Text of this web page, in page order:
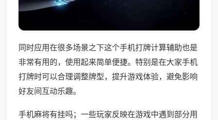
同时应用在很多场景之下这个手机打牌计算辅助也是
非常有用的，使用起来简单便捷。特别是在大家手机
打牌时可以合理调整牌型，提升游戏体验，避免影响
好友间互动乐趣。
手机麻将有挂吗；一些玩家反映在游戏中遇到部分用